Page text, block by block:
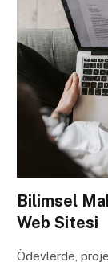
Bilimsel
Web Sitesi
Ödevlerde,